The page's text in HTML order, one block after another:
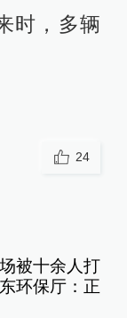
时，多辆
24
被十余人打
环保厅：正